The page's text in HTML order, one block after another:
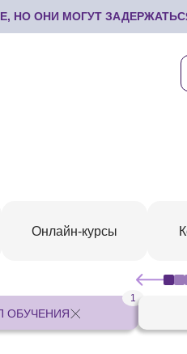
ОНИ МОГУТ
Онлайн-курсы
ОБУЧЕНИЯ
1